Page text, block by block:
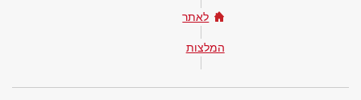
לאתר
המלצות